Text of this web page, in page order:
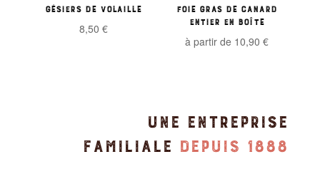
Gésiers de volaille
8,50 €
Foie gras de canard
entier en boîte
à partir de 10,90 €
UNE ENTREPRISE
FAMILIALE DEPUIS 1888